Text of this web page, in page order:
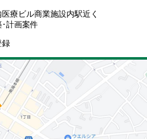
医療ビル商業施設内駅近く
･計画案件
録